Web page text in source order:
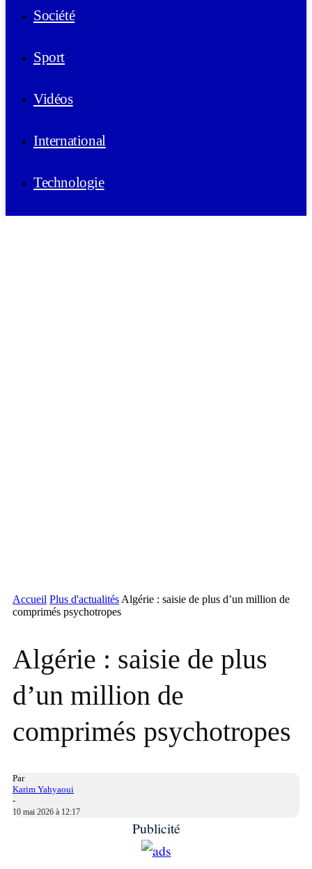
Société
Sport
Vidéos
International
Technologie
Accueil Plus d'actualités Algérie : saisie de plus d’un million de
comprimés psychotropes
Algérie : saisie de plus
d’un million de
comprimés psychotropes
Par
Karim Yahyaoui
-
10 mai 2026 à 12:17
Publicité